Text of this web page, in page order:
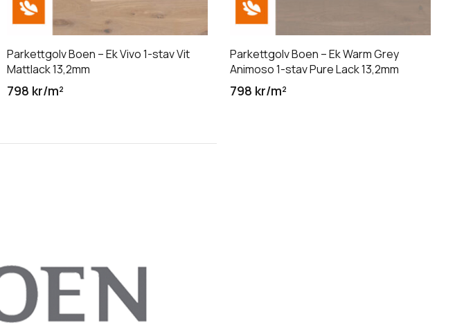
Parkettgolv Boen – Ek Vivo 1-stav Vit
Mattlack 13,2mm
798 kr/m²
Parkettgolv Boen – Ek Warm Grey
Animoso 1-stav Pure Lack 13,2mm
798 kr/m²